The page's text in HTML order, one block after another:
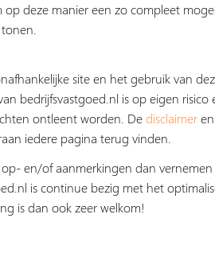
deze manier een zo compleet
site en het gebruik van
bedrijfsvastgoed.nl is op eigen risico
ontleent worden. Dedisclaimeren
iedere pagina terug vinden.
en/of aanmerkingen dan
is continue bezig met het
is dan ook zeer welkom!